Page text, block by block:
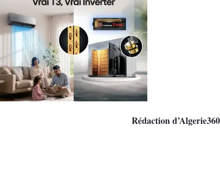
Rédaction d’Algerie360